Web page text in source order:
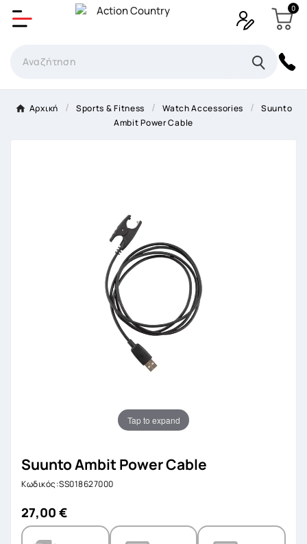
0
Αρχική Sports & Fitness Watch Accessories
Suunto
Ambit Power Cable
Tap to expand
Suunto Ambit Power Cable
Κωδικός:SS018627000
27,00 €
Δημιουργία λίστα επιθυμητών
×
Όνομα Λίστα επιθυμιτών
Δημιουργία λίστα επιθυμητών